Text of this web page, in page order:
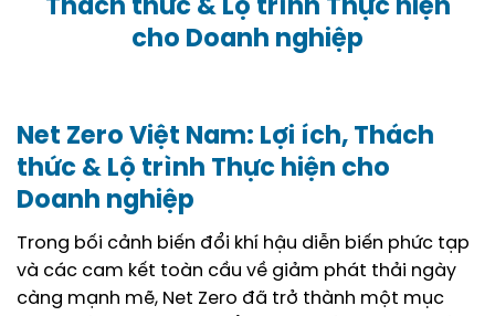
Thách thức & Lộ trình Thực hiện
cho Doanh nghiệp
Net Zero Việt Nam: Lợi ích, Thách
thức & Lộ trình Thực hiện cho
Doanh nghiệp
Trong bối cảnh biến đổi khí hậu diễn biến phức tạp
và các cam kết toàn cầu về giảm phát thải ngày
càng mạnh mẽ, Net Zero đã trở thành một mục